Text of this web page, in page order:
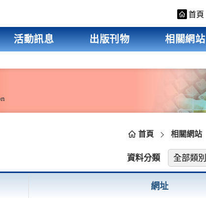
首頁
活動訊息 出版刊物 相關網站
首頁 相關網站
資料分類
網址